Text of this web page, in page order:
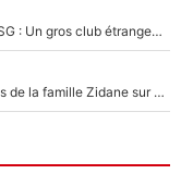
Ferran Torres a pris sa décision concernant le PSG : Un gros club étranger prêt à relancer le feuilleton pour la signature du champion du monde 2026 !
«Il est très heureux et impatient» : Les révélations de la famille Zidane sur sa prise de pouvoir en équipe de France !